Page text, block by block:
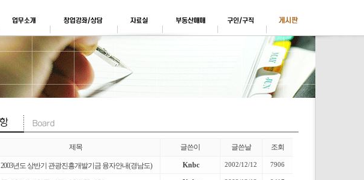
제목 글쓴이 글쓴날 조회
2003년도 상반기 관광진흥개발기금 융자안내(경남도) Knbc 2002/12/12 7906